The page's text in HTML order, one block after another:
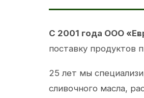
С 2001 года ООО
поставку продуктов
25 лет мы
сливочного масла,